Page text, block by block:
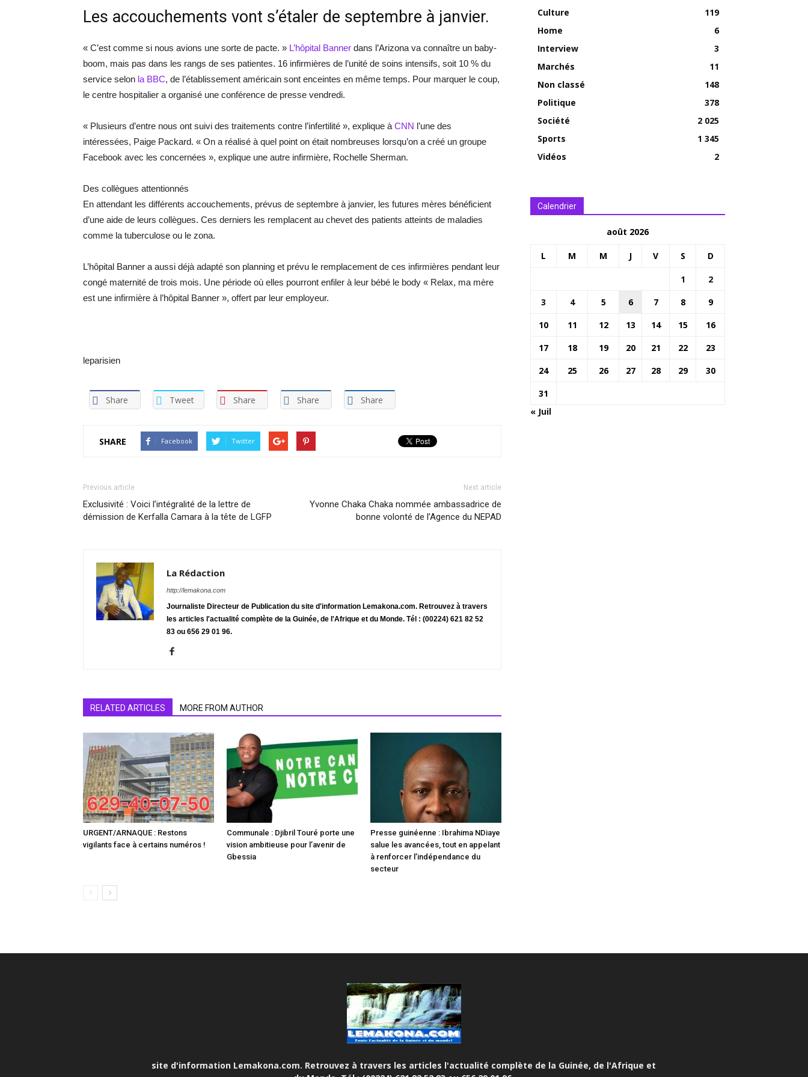
Les accouchements vont s’étaler de septembre à janvier.
« C’est comme si nous avions une sorte de pacte. » L’hôpital Banner dans l’Arizona va connaître un baby-
boom, mais pas dans les rangs de ses patientes. 16 infirmières de l’unité de soins intensifs, soit 10 % du
service selon la BBC, de l’établissement américain sont enceintes en même temps. Pour marquer le coup,
le centre hospitalier a organisé une conférence de presse vendredi.
« Plusieurs d’entre nous ont suivi des traitements contre l’infertilité », explique à CNN l’une des
intéressées, Paige Packard. « On a réalisé à quel point on était nombreuses lorsqu’on a créé un groupe
Facebook avec les concernées », explique une autre infirmière, Rochelle Sherman.
Des collègues attentionnés
En attendant les différents accouchements, prévus de septembre à janvier, les futures mères bénéficient
d’une aide de leurs collègues. Ces derniers les remplacent au chevet des patients atteints de maladies
comme la tuberculose ou le zona.
L’hôpital Banner a aussi déjà adapté son planning et prévu le remplacement de ces infirmières pendant leur
congé maternité de trois mois. Une période où elles pourront enfiler à leur bébé le body « Relax, ma mère
est une infirmière à l’hôpital Banner », offert par leur employeur.
leparisien
Share Tweet Share Share Share
SHARE Facebook Twitter
Previous article
Exclusivité : Voici l’intégralité de la lettre de
démission de Kerfalla Camara à la tête de LGFP
Next article
Yvonne Chaka Chaka nommée ambassadrice de
bonne volonté de l’Agence du NEPAD
La Rédaction
http://lemakona.com
Journaliste Directeur de Publication du site d'information Lemakona.com. Retrouvez à travers
les articles l'actualité complète de la Guinée, de l'Afrique et du Monde. Tél : (00224) 621 82 52
83 ou 656 29 01 96.
RELATED ARTICLES MORE FROM AUTHOR
URGENT/ARNAQUE : Restons
vigilants face à certains numéros !
Communale : Djibril Touré porte une
vision ambitieuse pour l’avenir de
Gbessia
Presse guinéenne : Ibrahima NDiaye
salue les avancées, tout en appelant
à renforcer l’indépendance du
secteur
Culture
119
Home
6
Interview
3
Marchés
11
Non classé
148
Politique
378
Société
2 025
Sports
1 345
Vidéos
2
Calendrier
août 2026
L M M J V S D
1
2
3
4 5 6 7 8
9
10
11 12 13 14 15
16
17
18 19 20 21 22
23
24
25 26 27 28 29
30
31
« Juil
site d'information Lemakona.com. Retrouvez à travers les articles l'actualité complète de la Guinée, de l'Afrique et